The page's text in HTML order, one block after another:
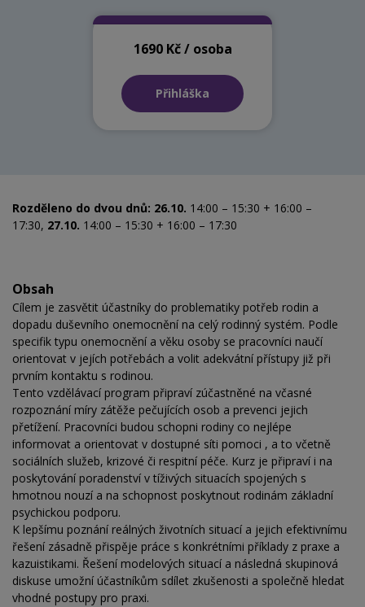
1690 Kč / osoba
Přihláška
Rozděleno do dvou dnů: 26.10. 14:00 – 15:30 + 16:00 –
17:30, 27.10. 14:00 – 15:30 + 16:00 – 17:30
Obsah
Cílem je zasvětit účastníky do problematiky potřeb rodin a
dopadu duševního onemocnění na celý rodinný systém. Podle
specifik typu onemocnění a věku osoby se pracovníci naučí
orientovat v jejích potřebách a volit adekvátní přístupy již při
prvním kontaktu s rodinou.
Tento vzdělávací program připraví zúčastněné na včasné
rozpoznání míry zátěže pečujících osob a prevenci jejich
přetížení. Pracovníci budou schopni rodiny co nejlépe
informovat a orientovat v dostupné síti pomoci , a to včetně
sociálních služeb, krizové či respitní péče. Kurz je připraví i na
poskytování poradenství v tíživých situacích spojených s
hmotnou nouzí a na schopnost poskytnout rodinám základní
psychickou podporu.
K lepšímu poznání reálných životních situací a jejich efektivnímu
řešení zásadně přispěje práce s konkrétními příklady z praxe a
kazuistikami. Řešení modelových situací a následná skupinová
diskuse umožní účastníkům sdílet zkušenosti a společně hledat
vhodné postupy pro praxi.